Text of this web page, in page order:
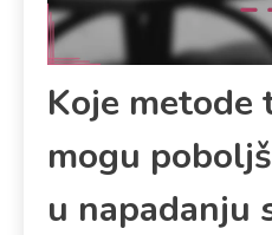
Koje metode
mogu
u napadanju